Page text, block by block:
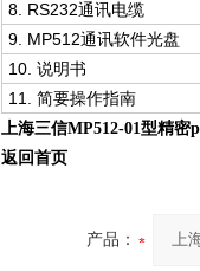
8. RS232通讯电缆
9. MP512通讯软件光盘
10. 说明书
11. 简要操作指南
上海三信MP512-01型精密
返回首页
产品：